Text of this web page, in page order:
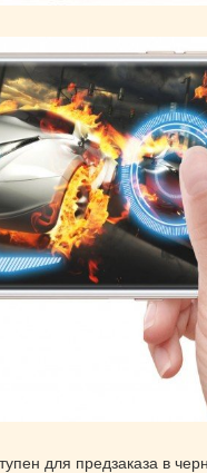
для предзаказа в